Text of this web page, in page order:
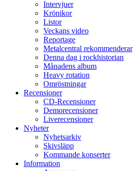
Intervjuer
Krönikor
Listor
Veckans video
Reportage
Metalcentral rekommenderar
Denna dag i rockhistorian
Månadens album
Heavy rotation
Omröstningar
Recensioner
CD-Recensioner
Demorecensioner
Liverecensioner
Nyheter
Nyhetsarkiv
Skivsläpp
Kommande konserter
Information